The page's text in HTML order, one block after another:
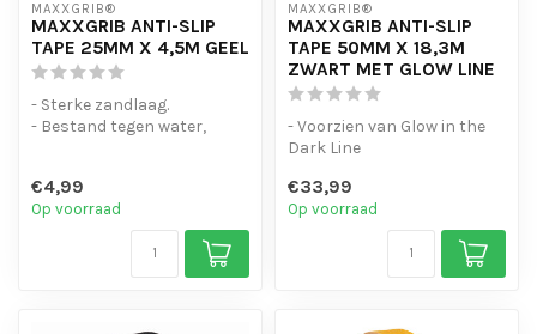
MAXXGRIB®
MAXXGRIB ANTI-SLIP
TAPE 25MM X 4,5M GEEL
- Sterke zandlaag.
- Bestand tegen water,
€4,99
Op voorraad
MAXXGRIB®
MAXXGRIB ANTI-SLIP
TAPE 50MM X 18,3M
ZWART MET GLOW LINE
- Voorzien van Glow in the
Dark Line
- Vocht en Waterbest...
€33,99
Op voorraad